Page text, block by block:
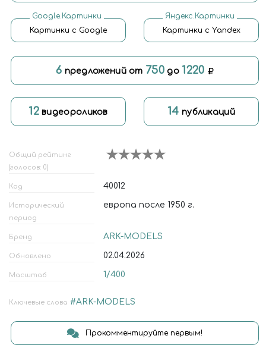
Google.Картинки
Картинки с Google
Яндекс.Картинки
Картинки с Yandex
6 предложений от 750 до 1220
12видеороликов 14 публикаций
Общий рейтинг
(голосов: 0)
Код 40012
Исторический
период
европа после 1950 г.
Бренд ARK-MODELS
Обновлено 02.04.2026
Масштаб 1/400
Ключевые слова #ARK-MODELS
Прокомментируйте первым!